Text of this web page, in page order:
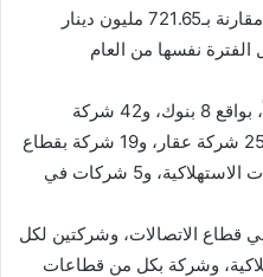
2026 بقيمة 365.22 مليون دينار، مقارنة بـ721.65 مليون دينار
نفسها من العام
توزعت تلك الأسهم على 13 قطاعاً، بواقع 8 بنوك، و42 شركة
خدمات مالية، و8 شركات تأمين، و25 شركة عقار، و19 شركة بقطاع
الصناعية، و11 شركة بقطاع الخدمات الاستهلاكية، و5 شركات في
أيضاً 4 شركات في قطاع الاتصالات، وشركتين لكل
وشركة بكل من قطاعات